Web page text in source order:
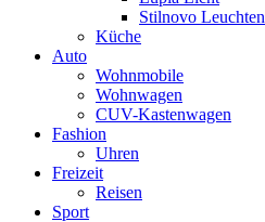
Stilnovo Leuchten
Küche
Auto
Wohnmobile
Wohnwagen
CUV-Kastenwagen
Fashion
Uhren
Freizeit
Reisen
Sport